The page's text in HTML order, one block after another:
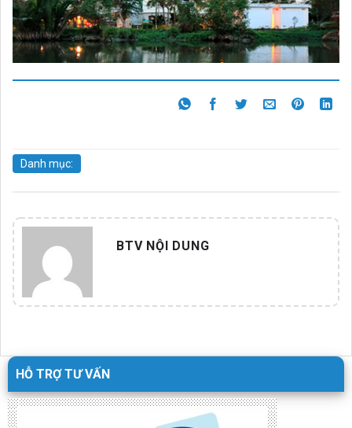
Danh mục:
BTV NỘI DUNG
HỖ TRỢ TƯ VẤN